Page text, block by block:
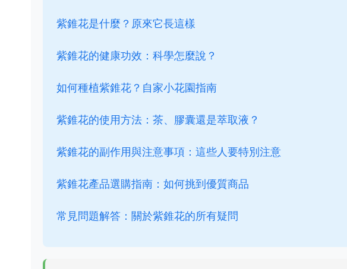
紫錐花是什麼？原來它長這樣
紫錐花的健康功效：科學怎麼說？
如何種植紫錐花？自家小花園指南
紫錐花的使用方法：茶、膠囊還是萃取液？
紫錐花的副作用與注意事項：這些人要特別注意
紫錐花產品選購指南：如何挑到優質商品
常見問題解答：關於紫錐花的所有疑問